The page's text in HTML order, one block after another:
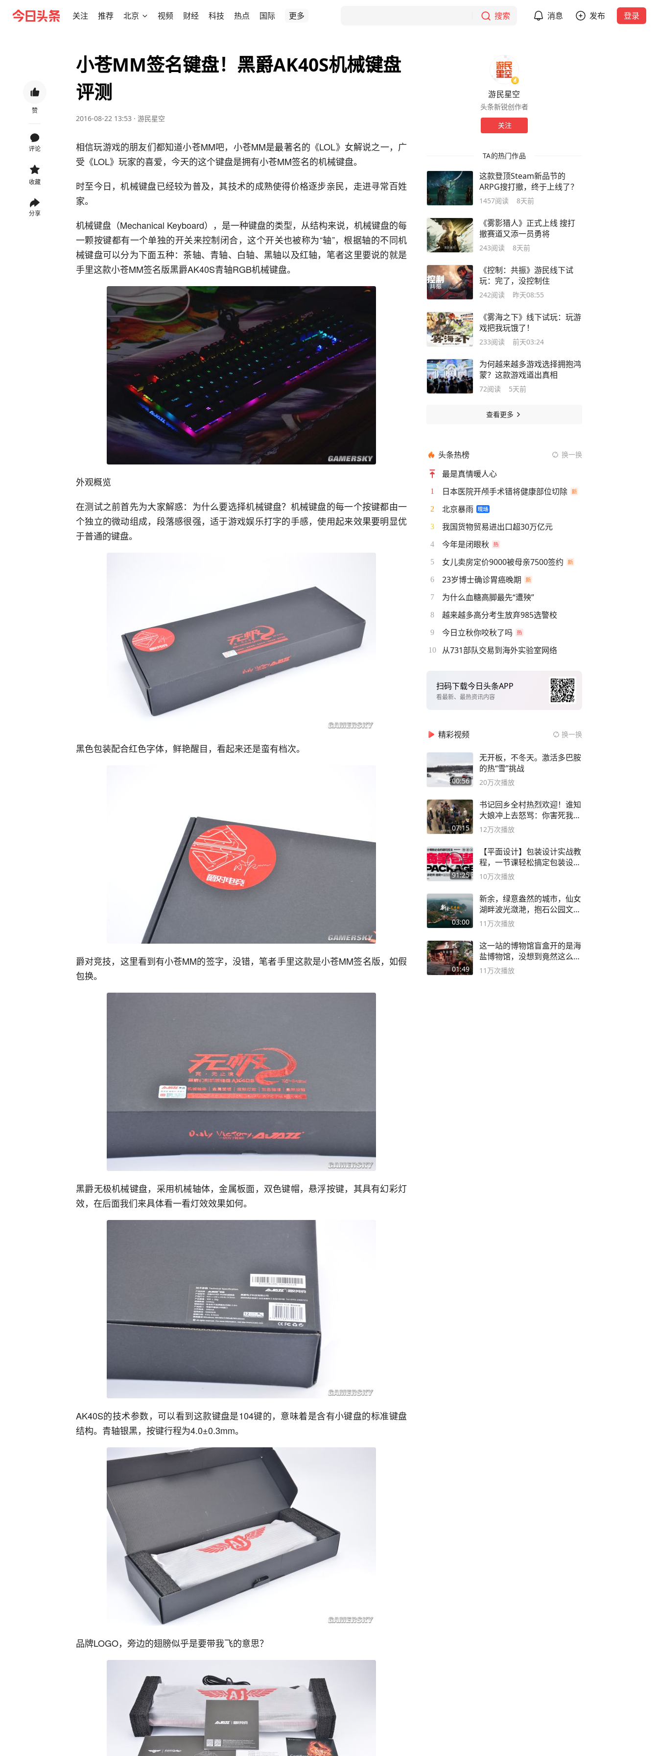
关注 推荐 北京 视频 财经 科技 热点 国际 更多 搜索 消息 发布 登录
赞
评论
收藏
分享
小苍MM签名键盘！黑爵AK40S机械键盘
评测
2016-08-22 13:53 · 游民星空
相信玩游戏的朋友们都知道小苍MM吧，小苍MM是最著名的《LOL》女解说之一，广
受《LOL》玩家的喜爱，今天的这个键盘是拥有小苍MM签名的机械键盘。
时至今日，机械键盘已经较为普及，其技术的成熟使得价格逐步亲民，走进寻常百姓
家。
机械键盘（Mechanical Keyboard），是一种键盘的类型，从结构来说，机械键盘的每
一颗按键都有一个单独的开关来控制闭合，这个开关也被称为“轴”，根据轴的不同机
械键盘可以分为下面五种：茶轴、青轴、白轴、黑轴以及红轴，笔者这里要说的就是
手里这款小苍MM签名版黑爵AK40S青轴RGB机械键盘。
外观概览
在测试之前首先为大家解惑：为什么要选择机械键盘？机械键盘的每一个按键都由一
个独立的微动组成，段落感很强，适于游戏娱乐打字的手感，使用起来效果要明显优
于普通的键盘。
黑色包装配合红色字体，鲜艳醒目，看起来还是蛮有档次。
爵对竞技，这里看到有小苍MM的签字，没错，笔者手里这款是小苍MM签名版，如假
包换。
黑爵无极机械键盘，采用机械轴体，金属板面，双色键帽，悬浮按键，其具有幻彩灯
效，在后面我们来具体看一看灯效效果如何。
AK40S的技术参数，可以看到这款键盘是104键的，意味着是含有小键盘的标准键盘
结构。青轴银黑，按键行程为4.0±0.3mm。
品牌LOGO，旁边的翅膀似乎是要带我飞的意思？
游民星空
头条新锐创作者
关注
TA的热门作品
这款登顶Steam新品节的
ARPG搜打撤，终于上线了？
1457阅读 8天前
《雾影猎人》正式上线 搜打
撤赛道又添一员勇将
243阅读 8天前
《控制：共振》游民线下试
玩：完了，没控制住
242阅读 昨天08:55
《雾海之下》线下试玩：玩游
戏把我玩饿了！
233阅读 前天03:24
为何越来越多游戏选择拥抱鸿
蒙？这款游戏道出真相
72阅读 5天前
查看更多
头条热榜 换一换
最是真情暖人心
1 日本医院开颅手术错将健康部位切除
2 北京暴雨
3 我国货物贸易进出口超30万亿元
4 今年是闭眼秋
5 女儿卖房定价9000被母亲7500签约
6 23岁博士确诊胃癌晚期
7 为什么血糖高脚最先“遭殃”
8 越来越多高分考生放弃985选警校
9 今日立秋你咬秋了吗
10 从731部队交易到海外实验室网络
扫码下载今日头条APP
看最新、最热资讯内容
精彩视频 换一换
00:56
无开板，不冬天。激活多巴胺
的热“雪”挑战
20万次播放
07:15
书记回乡全村热烈欢迎！谁知
大娘冲上去怒骂：你害死我儿
子
12万次播放
91:25
【平面设计】包装设计实战教
程，一节课轻松搞定包装设计
流程！
10万次播放
03:00
新余，绿意盎然的城市，仙女
湖畔波光潋滟，抱石公园文化
深邃……
11万次播放
01:49
这一站的博物馆盲盒开的是海
盐博物馆，没想到竟然这么好
逛！
11万次播放